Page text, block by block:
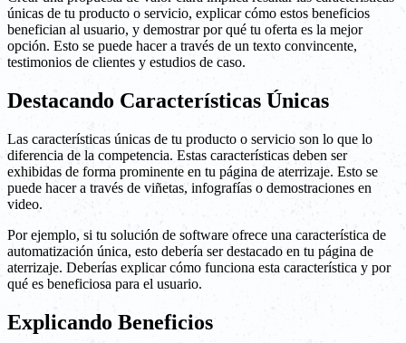
únicas de tu producto o servicio, explicar cómo estos beneficios
benefician al usuario, y demostrar por qué tu oferta es la mejor
opción. Esto se puede hacer a través de un texto convincente,
testimonios de clientes y estudios de caso.
Destacando Características Únicas
Las características únicas de tu producto o servicio son lo que lo
diferencia de la competencia. Estas características deben ser
exhibidas de forma prominente en tu página de aterrizaje. Esto se
puede hacer a través de viñetas, infografías o demostraciones en
video.
Por ejemplo, si tu solución de software ofrece una característica de
automatización única, esto debería ser destacado en tu página de
aterrizaje. Deberías explicar cómo funciona esta característica y por
qué es beneficiosa para el usuario.
Explicando Beneficios